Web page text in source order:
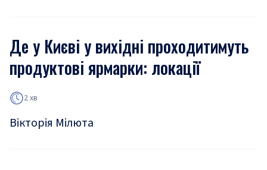
Де у Києві у вихідні проходитимуть
продуктові ярмарки: локації
2 хв
Вікторія Мілюта